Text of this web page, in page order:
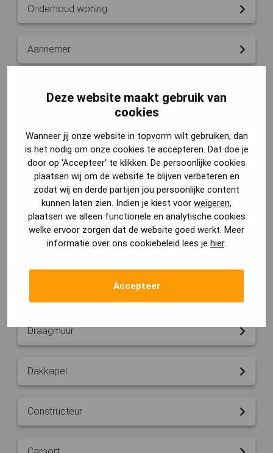
Deze website maakt gebruik van
cookies
Wanneer jij onze website in topvorm wilt gebruiken, dan
is het nodig om onze cookies te accepteren. Dat doe je
door op 'Accepteer' te klikken. De persoonlijke cookies
plaatsen wij om de website te blijven verbeteren en
zodat wij en derde partijen jou persoonlijke content
kunnen laten zien. Indien je kiest voor weigeren,
plaatsen we alleen functionele en analytische cookies
welke ervoor zorgen dat de website goed werkt. Meer
informatie over ons cookiebeleid lees je hier.
Accepteer
Onderhoud woning
Aannemer
Bouwkundig tekenaar
Dakterras
Verbouwen
Omgevingsvergunning
Draagmuur
Dakkapel
Constructeur